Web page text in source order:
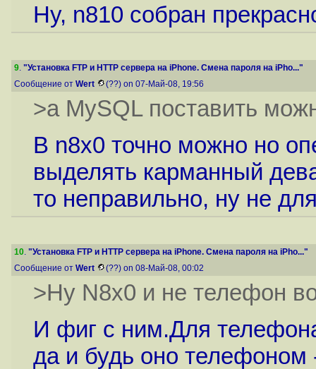
Ну, n810 собран
9. "Установка FTP и HTTP сервера на iPhone. Смена пароля на iPho..."
Сообщение от Wert (??) on 07-Май-08, 19:56
>а MySQL поставить
В n8х0 точно можно но
выделять карманный
то неправильно, ну не
10. "Установка FTP и HTTP сервера на iPhone. Смена пароля на iPho..."
Сообщение от Wert (??) on 08-Май-08, 00:02
>Ну N8x0 и не телефон
И фиг с ним.Для телефона
да и будь оно